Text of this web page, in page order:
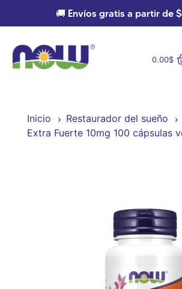
🚚 Envíos gratis a partir de
0.00$
Inicio Restaurador del sueño
Extra Fuerte 10mg 100 cápsulas